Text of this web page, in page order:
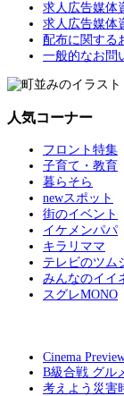
求人広告媒体
求人広告媒体
配布に関する
一般的なお問
人気コーナー
フロント特集
子育て・教育
暮らそら
newスポット
街のイベント
イケメンパパ
キラリママ
テレビのツム
みんなのイイ
スグレMONO
Cinema
B級合戦 グル
考えよう災害